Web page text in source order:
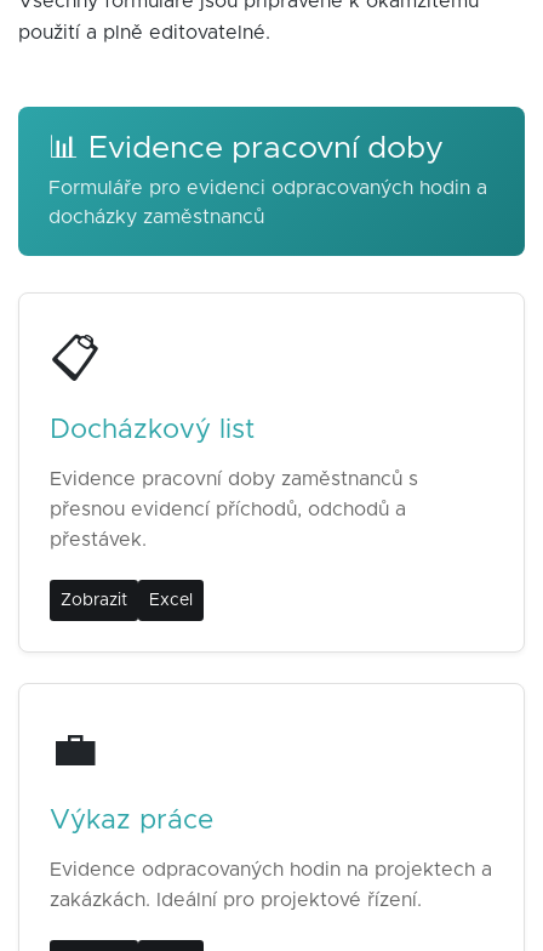
použití a plně editovatelné.
📊 Evidence pracovní doby
Formuláře pro evidenci odpracovaných hodin a
docházky zaměstnanců
📋
Docházkový list
Evidence pracovní doby zaměstnanců s
přesnou evidencí příchodů, odchodů a
přestávek.
Zobrazit Excel
💼
Výkaz práce
Evidence odpracovaných hodin na projektech a
zakázkách. Ideální pro projektové řízení.